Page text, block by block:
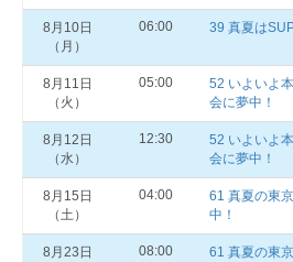
8月10日
（月）
06:00 39 真夏は
8月11日
（火）
05:00
52 いよいよ
会に夢中！
8月12日
（水）
12:30
52 いよいよ
会に夢中！
8月15日
（土）
04:00
61 真夏の東
中！
8月23日
08:00
61 真夏の東